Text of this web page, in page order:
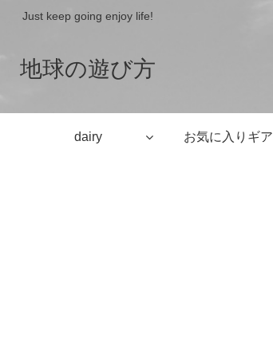
Just keep going enjoy life!
地球の遊び方
dairy お気に入りギア